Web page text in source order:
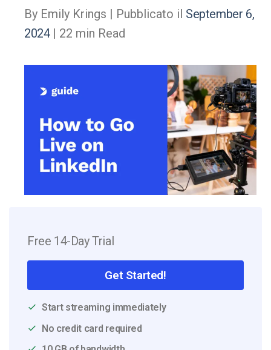
By Emily Krings | Pubblicato il September 6,
2024| 22 min Read
Free 14-Day Trial
Get Started!
Start streaming immediately
No credit card required